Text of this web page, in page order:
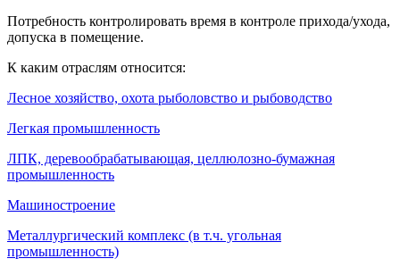
Потребность контролировать время в контроле прихода/ухода,
допуска в помещение.
К каким отраслям относится:
Лесное хозяйство, охота рыболовство и рыбоводство
Легкая промышленность
ЛПК, деревообрабатывающая, целлюлозно-бумажная
промышленность
Машиностроение
Металлургический комплекс (в т.ч. угольная
промышленность)